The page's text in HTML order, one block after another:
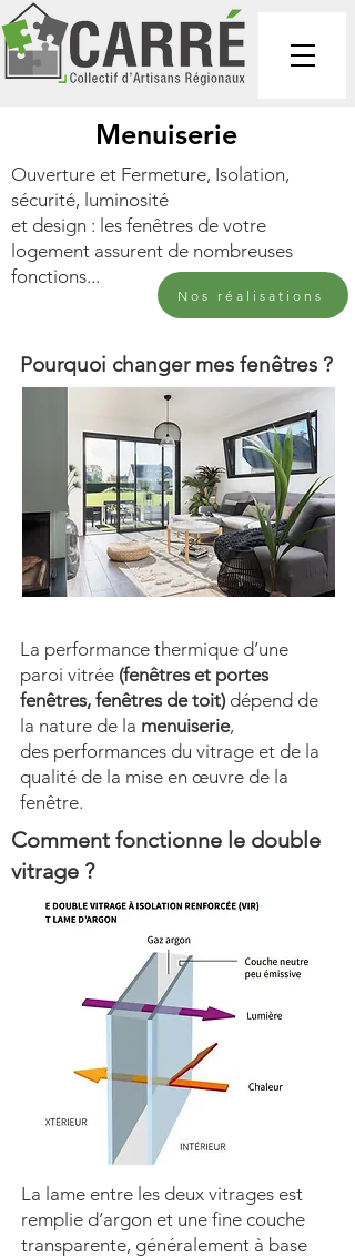
Menuiserie
Ouverture et Fermeture, Isolation,
sécurité, luminosité
et design : les fenêtres de votre
logement assurent de nombreuses
fonctions...
Nos réalisations
Pourquoi changer mes fenêtres ?
La performance thermique d’une
paroi vitrée (fenêtres et portes
fenêtres, fenêtres de toit) dépend de
la nature de la menuiserie,
des performances du vitrage et de la
qualité de la mise en œuvre de la
fenêtre.
Comment fonctionne le double
vitrage ?
La lame entre les deux vitrages est
remplie d’argon et une fine couche
transparente, généralement à base